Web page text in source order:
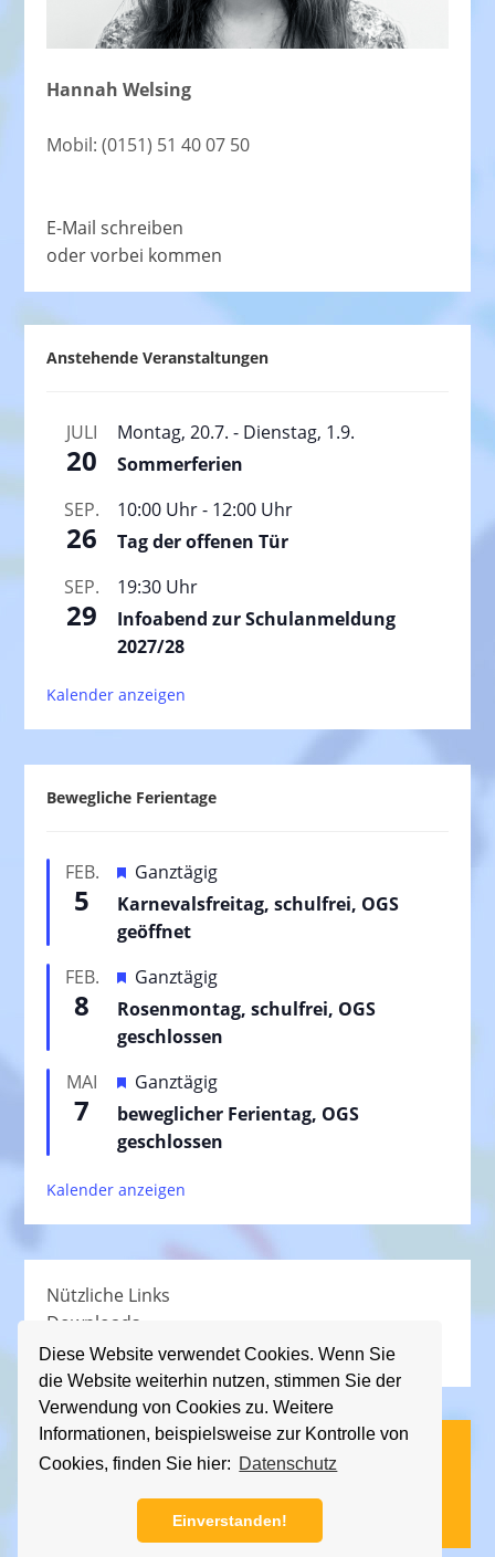
Diese Website verwendet Cookies. Wenn Sie
die Website weiterhin nutzen, stimmen Sie der
Verwendung von Cookies zu. Weitere
Informationen, beispielsweise zur Kontrolle von
Cookies, finden Sie hier: Datenschutz
Einverstanden!
Hannah Welsing
Mobil: (0151) 51 40 07 50
E-Mail schreiben
oder vorbei kommen
Anstehende Veranstaltungen
JULI
20
Montag, 20.7. - Dienstag, 1.9.
Sommerferien
SEP.
26
10:00 Uhr- 12:00 Uhr
Tag der offenen Tür
SEP.
29
19:30 Uhr
Infoabend zur Schulanmeldung
2027/28
Kalender anzeigen
Bewegliche Ferientage
FEB.
5
H
e
r
o
r
g
h
o
b
n
Ganztägig
Karnevalsfreitag, schulfrei, OGS
geöffnet
FEB.
8
H
e
r
o
r
g
h
o
n
Ganztägig
Rosenmontag, schulfrei, OGS
geschlossen
MAI
7
H
e
r
o
r
h
o
b
e
n
Ganztägig
beweglicher Ferientag, OGS
geschlossen
Kalender anzeigen
Nützliche Links
Downloads
Schullied
Impressum|Datenschutz